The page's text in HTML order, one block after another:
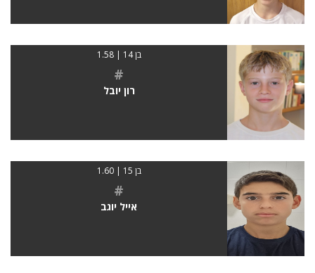
בן 14 | 1.58
#
רון יובל
בן 15 | 1.60
#
אייל יוגב